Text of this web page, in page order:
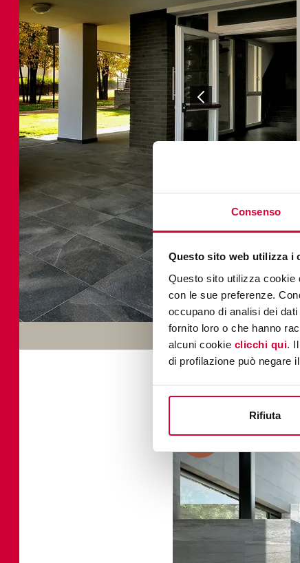
Consenso
Questo sito web utilizza i
Questo sito utilizza cookie
con le sue preferenze.
occupano di analisi dei
fornito loro o che hanno
alcuni cookie clicchi qui.
di profilazione può negare
Rifiuta